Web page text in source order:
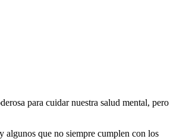
para cuidar nuestra salud mental, pero
algunos que no siempre cumplen con los